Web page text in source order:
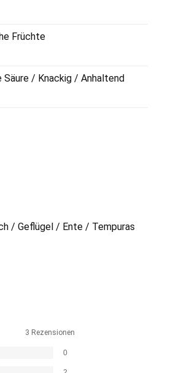
Früchte
/ Knackig / Anhaltend
/ Geflügel / Ente / Tempuras
3 Rezensionen
0